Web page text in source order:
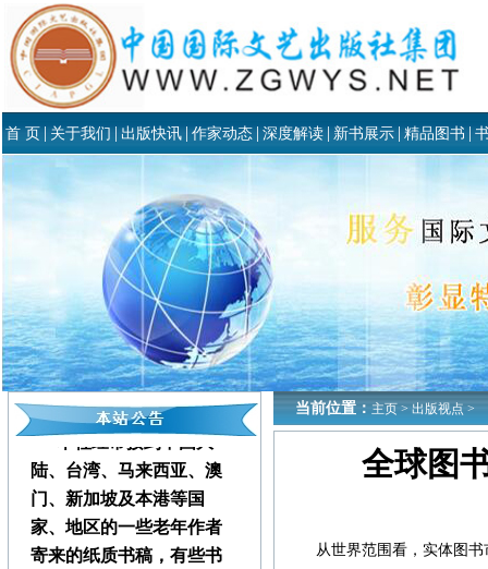
首 页 | 关于我们 | 出版快讯 | 作家动态 | 深度解读 | 新书展示 | 精品图书 |
本社经常接到中国大
陆、台湾、马来西亚、澳
门、新加坡及本港等国
家、地区的一些老年作者
寄来的纸质书稿，有些书
当前位置： 主页 > 出版视点 >
全球图
从世界范围看，实体图书